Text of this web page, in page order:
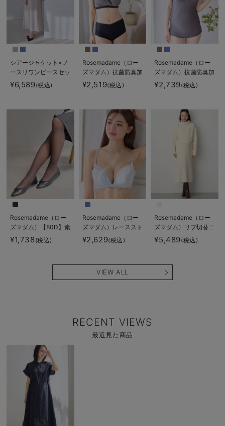
シアージャケット×ノ
ースリワンピースセッ
ト マタニティ・産後
【産後も長く着れる】
ズマダム）
¥6,589(税込)
Rosemadame（ロー
ズマダム）抗菌防臭加
工バイカラー授乳ブラ
¥2,519(税込)
Rosemadame（ロー
ズマダム）抗菌防臭加
工バイカラー授乳キャ
ミソール
¥2,739(税込)
Rosemadame（ロー
ズマダム）【80D】素
肌見えフェイクマタニ
ティタイツ【出産後も
¥1,738(税込)
Rosemadame（ロー
ズマダム）レーススト
ラップオープン授乳ブ
¥2,629(税込)
Rosemadame（ロー
ズマダム）リブ切替ニ
ットワンピ マタニテ
ィ・授乳服【産後まで
¥5,489(税込)
VIEW ALL
RECENT VIEWS
最近見た商品